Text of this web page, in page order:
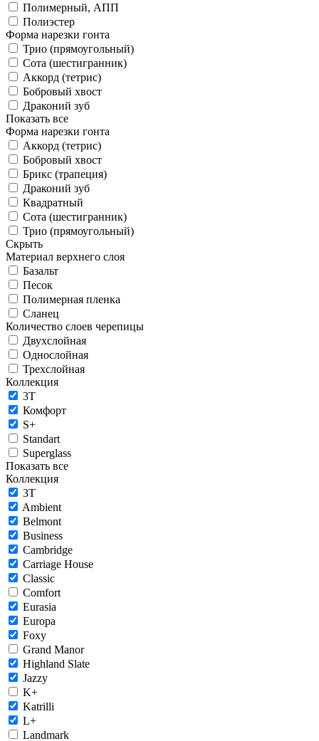
Полимерный, АПП
Полиэстер
Форма нарезки гонта
Трио (прямоугольный)
Сота (шестигранник)
Аккорд (тетрис)
Бобровый хвост
Драконий зуб
Показать все
Форма нарезки гонта
Аккорд (тетрис)
Бобровый хвост
Брикс (трапеция)
Драконий зуб
Квадратный
Сота (шестигранник)
Трио (прямоугольный)
Скрыть
Материал верхнего слоя
Базальт
Песок
Полимерная пленка
Сланец
Количество слоев черепицы
Двухслойная
Однослойная
Трехслойная
Коллекция
3T
Комфорт
S+
Standart
Superglass
Показать все
Коллекция
3T
Ambient
Belmont
Business
Cambridge
Carriage House
Classic
Comfort
Eurasia
Europa
Foxy
Grand Manor
Highland Slate
Jazzy
K+
Katrilli
L+
Landmark